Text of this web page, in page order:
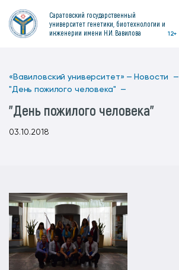
Саратовский государственный
университет генетики, биотехнологии и
инженерии имени Н.И. Вавилова
12+
«Вавиловский университет» — Новости —
"День пожилого человека" —
"День пожилого человека"
03.10.2018